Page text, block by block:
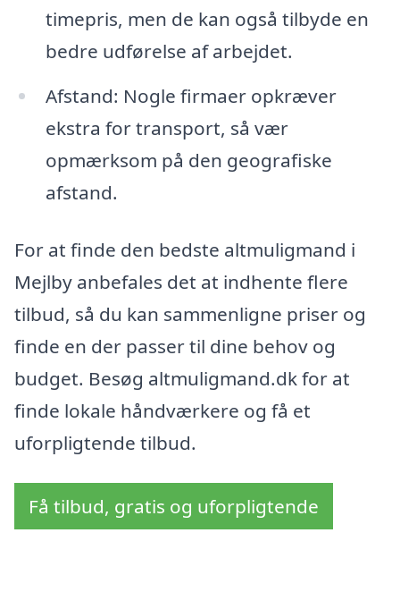
timepris, men de kan også tilbyde en
bedre udførelse af arbejdet.
Afstand: Nogle firmaer opkræver
ekstra for transport, så vær
opmærksom på den geografiske
afstand.
For at finde den bedste altmuligmand i
Mejlby anbefales det at indhente flere
tilbud, så du kan sammenligne priser og
finde en der passer til dine behov og
budget. Besøg altmuligmand.dk for at
finde lokale håndværkere og få et
uforpligtende tilbud.
Få tilbud, gratis og uforpligtende